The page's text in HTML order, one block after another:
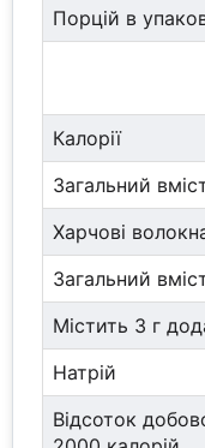
Порцій в
Калорії
Загальний
Харчові
Загальний
Містить 3 г
Натрій
Відсоток